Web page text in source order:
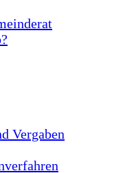
Vergaben